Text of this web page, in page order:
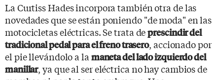
La Curtiss Hades incorpora también otra de las
novedades que se están poniendo "de moda" en las
motocicletas eléctricas. Se trata deprescindir del
tradicional pedal para el freno trasero, accionado por
el pie llevándolo a la maneta del lado izquierdo del
manillar, ya que al ser eléctrica no hay cambios de